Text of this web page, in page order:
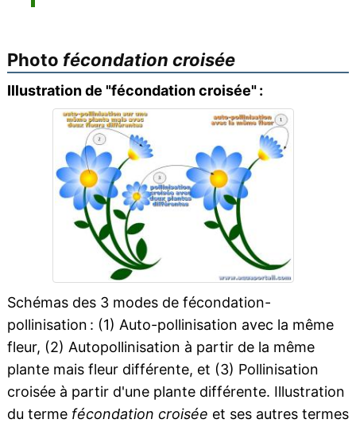
Photo fécondation croisée
Illustration de "fécondation croisée" :
Schémas des 3 modes de fécondation-
pollinisation : (1) Auto-pollinisation avec la même
fleur, (2) Autopollinisation à partir de la même
plante mais fleur différente, et (3) Pollinisation
croisée à partir d'une plante différente. Illustration
du terme fécondation croisée et ses autres termes